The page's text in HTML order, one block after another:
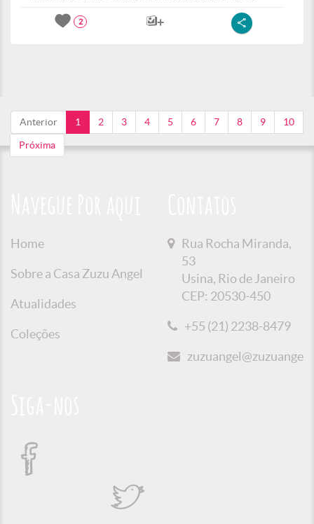
2
Anterior 1 2 3 4 5 6 7 8 9 10
Próxima
Home
Sobre a Casa Zuzu Angel
Atualidades
Coleções
Rua Rocha Miranda,
53
Usina, Rio de Janeiro
CEP: 20530-450
+55 (21) 2238-8479